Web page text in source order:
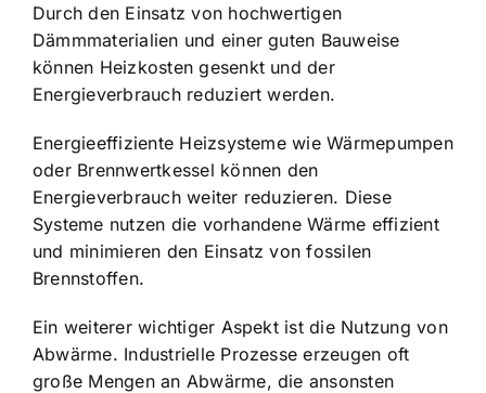
Durch den Einsatz von hochwertigen
Dämmmaterialien und einer guten Bauweise
können Heizkosten gesenkt und der
Energieverbrauch reduziert werden.
Energieeffiziente Heizsysteme wie Wärmepumpen
oder Brennwertkessel können den
Energieverbrauch weiter reduzieren. Diese
Systeme nutzen die vorhandene Wärme effizient
und minimieren den Einsatz von fossilen
Brennstoffen.
Ein weiterer wichtiger Aspekt ist die Nutzung von
Abwärme. Industrielle Prozesse erzeugen oft
große Mengen an Abwärme, die ansonsten